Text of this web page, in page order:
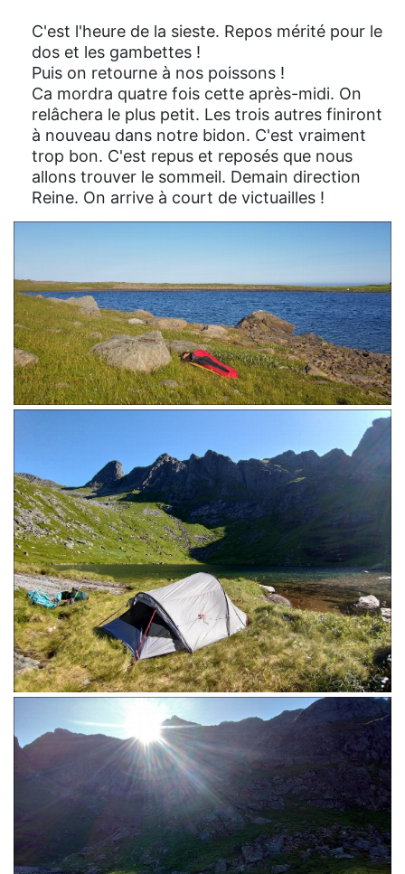
C'est l'heure de la sieste. Repos mérité pour le
dos et les gambettes !
Puis on retourne à nos poissons !
Ca mordra quatre fois cette après-midi. On
relâchera le plus petit. Les trois autres finiront
à nouveau dans notre bidon. C'est vraiment
trop bon. C'est repus et reposés que nous
allons trouver le sommeil. Demain direction
Reine. On arrive à court de victuailles !